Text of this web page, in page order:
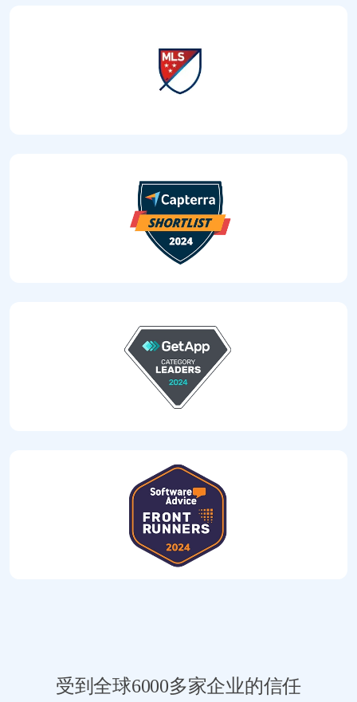
受到全球6000多家企业的信任